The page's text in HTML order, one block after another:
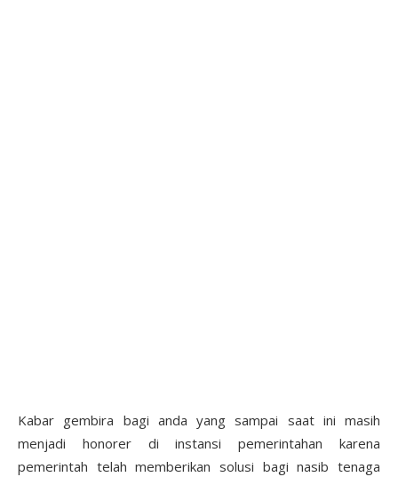
Kabar gembira bagi anda yang sampai saat ini masih
menjadi honorer di instansi pemerintahan karena
pemerintah telah memberikan solusi bagi nasib tenaga